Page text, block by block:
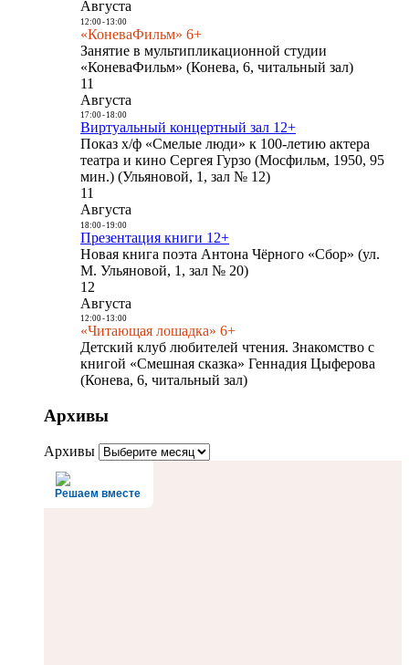
Августа
12:00- 13:00
«КоневаФильм» 6+
Занятие в мультипликационной студии
«КоневаФильм» (Конева, 6, читальный зал)
11
Августа
17:00- 18:00
Виртуальный концертный зал 12+
Показ х/ф «Смелые люди» к 100-летию актера
театра и кино Сергея Гурзо (Мосфильм, 1950, 95
мин.) (Ульяновой, 1, зал № 12)
11
Августа
18:00- 19:00
Презентация книги 12+
Новая книга поэта Антона Чёрного «Сбор» (ул.
М. Ульяновой, 1, зал № 20)
12
Августа
12:00- 13:00
«Читающая лошадка» 6+
Детский клуб любителей чтения. Знакомство с
книгой «Смешная сказка» Геннадия Цыферова
(Конева, 6, читальный зал)
Архивы
Архивы
Решаем вместе